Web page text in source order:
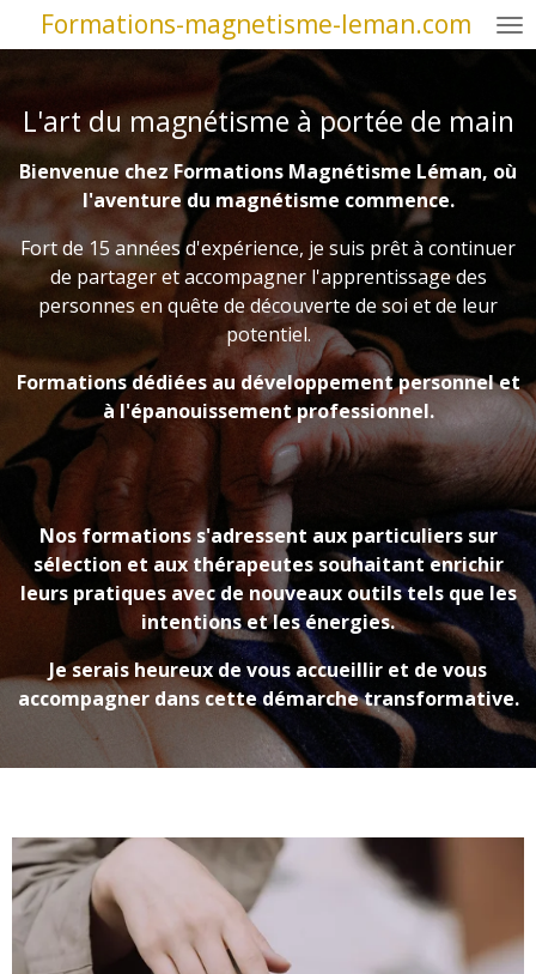
Passer
au
principal
Formations-magnetisme-leman.com
L'art du magnétisme à portée de main
Bienvenue chez Formations Magnétisme Léman, où
l'aventure du magnétisme commence.
Fort de 15 années d'expérience, je suis prêt à continuer
de partager et accompagner l'apprentissage des
personnes en quête de découverte de soi et de leur
potentiel.
Formations dédiées au développement personnel et
à l'épanouissement professionnel.
Nos formations s'adressent aux particuliers sur
sélection et aux thérapeutes souhaitant enrichir
leurs pratiques avec de nouveaux outils tels que les
intentions et les énergies.
Je serais heureux de vous accueillir et de vous
accompagner dans cette démarche transformative.